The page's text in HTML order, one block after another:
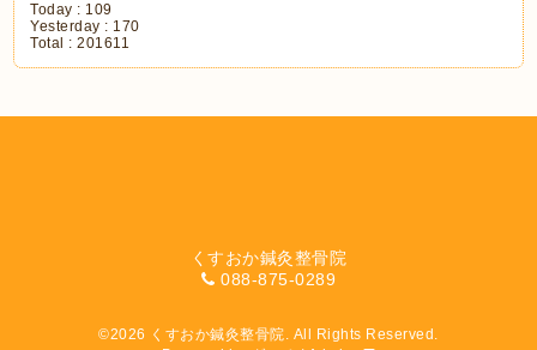
Today : 109
Yesterday : 170
Total :201611
くすおか鍼灸整骨院
088-875-0289
©2026 くすおか鍼灸整骨院. All Rights Reserved.